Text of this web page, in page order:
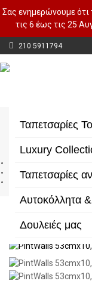
Σας ενημερώνουμε ότι
τις 6 έως τις 25
210 5911794
Ταπετσαρίες
Luxury
Ταπετσαρίες
Αυτοκόλλητα
Δουλειές μας
Floral
Ταπετσαρίες Τοίχου